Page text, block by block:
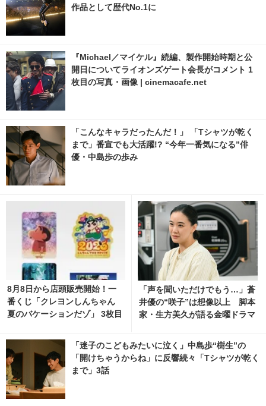
作品として歴代No.1に
『Michael／マイケル』続編、製作開始時期と公
開日についてライオンズゲート会長がコメント 1
枚目の写真・画像 | cinemacafe.net
「こんなキャラだったんだ！」 「Tシャツが乾く
まで」番宣でも大活躍!? “今年一番気になる”俳
優・中島歩の歩み
8月8日から店頭販売開始！一
番くじ「クレヨンしんちゃん
夏のバケーションだゾ」 3枚目
t
「声を聞いただけでもう…」蒼
井優の“咲子”は想像以上 脚本
家・生方美久が語る金曜ドラマ
「迷子のこどもみたいに泣く」中島歩“樹生”の
「開けちゃうからね」に反響続々「Tシャツが乾く
まで」3話